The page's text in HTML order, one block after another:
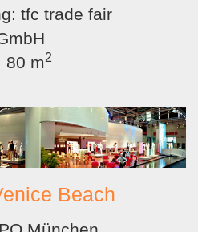
tfc trade fair
80 m2
Beach